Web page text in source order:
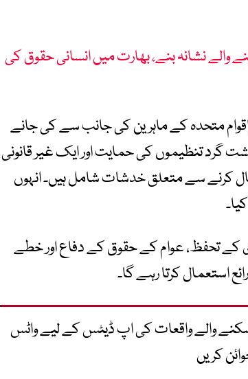
والے نشانہ بنے، بھارت میں انسانی حقوق کی
متحدہ کے ماہرین کی جانب سے کی جانے
گرد تنظیموں کی حمایت اور ایک غیر قانونی
کرنے سے متعلق خدشات شامل ہیں۔ انہوں
تحفظ، عوام کے حقوق کے دفاع اور خطے
استعمال کرتا رہے گا۔
والے واقعات کی اپ ڈیٹس کے لیے واٹس
کریں